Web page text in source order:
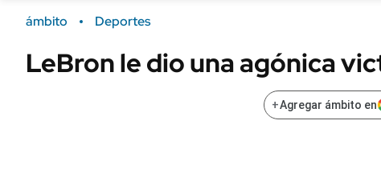
Campo Sustentabilidad
ENERGY REPORT
ámbito Deportes
LeBron le dio una agónica
+Agregar ámbito en